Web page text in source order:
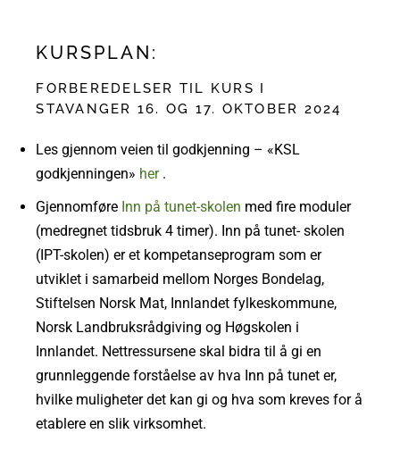
KURSPLAN:
FORBEREDELSER TIL KURS I
STAVANGER 16. OG 17. OKTOBER 2024
Les gjennom veien til godkjenning – «KSL
godkjenningen» her.
Gjennomføre Inn på tunet-skolen med fire moduler
(medregnet tidsbruk 4 timer). Inn på tunet- skolen
(IPT-skolen) er et kompetanseprogram som er
utviklet i samarbeid mellom Norges Bondelag,
Stiftelsen Norsk Mat, Innlandet fylkeskommune,
Norsk Landbruksrådgiving og Høgskolen i
Innlandet. Nettressursene skal bidra til å gi en
grunnleggende forståelse av hva Inn på tunet er,
hvilke muligheter det kan gi og hva som kreves for å
etablere en slik virksomhet.